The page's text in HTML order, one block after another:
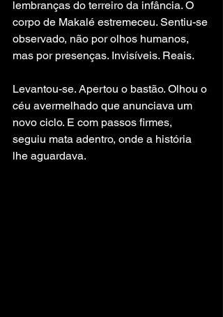
lembranças do terreiro da infância. O
corpo de Makalé estremeceu. Sentiu-se
observado, não por olhos humanos,
mas por presenças. Invisíveis. Reais.
Levantou-se. Apertou o bastão. Olhou o
céu avermelhado que anunciava um
novo ciclo. E com passos firmes,
seguiu mata adentro, onde a história
lhe aguardava.